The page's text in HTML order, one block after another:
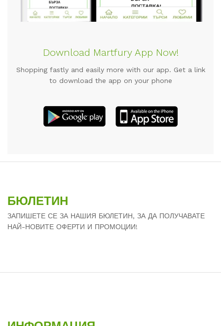
Download Martfury App Now!
Shopping fastly and easily more with our app. Get a link
to download the app on your phone
БЮЛЕТИН
ЗАПИШЕТЕ СЕ ЗА НАШИЯ БЮЛЕТИН, ЗА ДА ПОЛУЧАВАТЕ
НАЙ-НОВИТЕ ОФЕРТИ И ПРОМОЦИИ!